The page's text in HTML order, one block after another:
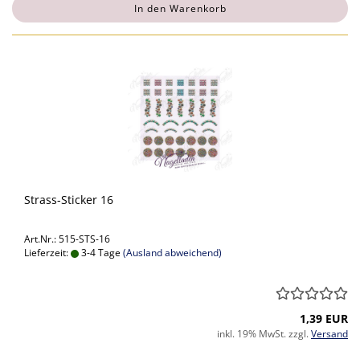
In den Warenkorb
Strass-Sticker 16
Art.Nr.: 515-STS-16
Lieferzeit:
3-4 Tage(Ausland abweichend)
1,39 EUR
inkl. 19% MwSt. zzgl.Versand